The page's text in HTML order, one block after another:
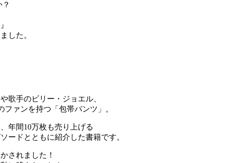
した。
歌手のビリー・ジョエル、
ァンを持つ「包帯パンツ」。
年間10万枚も売り上げる
ードとともに紹介した書籍です。
されました！